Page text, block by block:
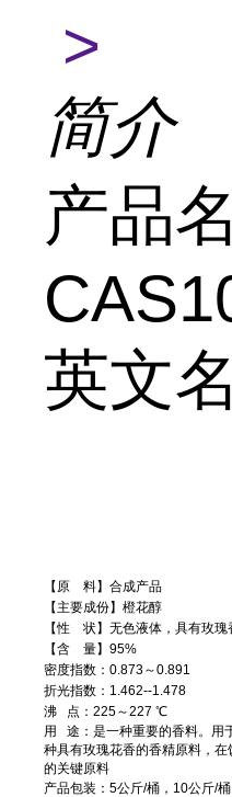
>
简介
产品
英文
【原 料】合成产品
【主要成份】橙花醇
【性 状】无色液体，具有玫瑰
【含 量】95%
密度指数：0.873～0.891
折光指数：1.462--1.478
沸 点：225～227 ℃
用 途：是一种重要的香料。用
种具有玫瑰花香的香精原料，
的关键原料
产品包装：5公斤/桶，10公斤/